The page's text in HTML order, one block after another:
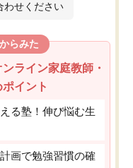
わせください
らみた
ライン家庭教師・
イント
る塾！伸び悩む生
画で勉強習慣の確